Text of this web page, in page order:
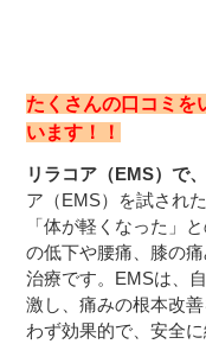
たくさんの口コミを
います！！
リラコア（EMS）で
ア（EMS）を試され
「体が軽くなった」
の低下や腰痛、膝の
治療です。EMSは、
激し、痛みの根本改
わず効果的で、安全